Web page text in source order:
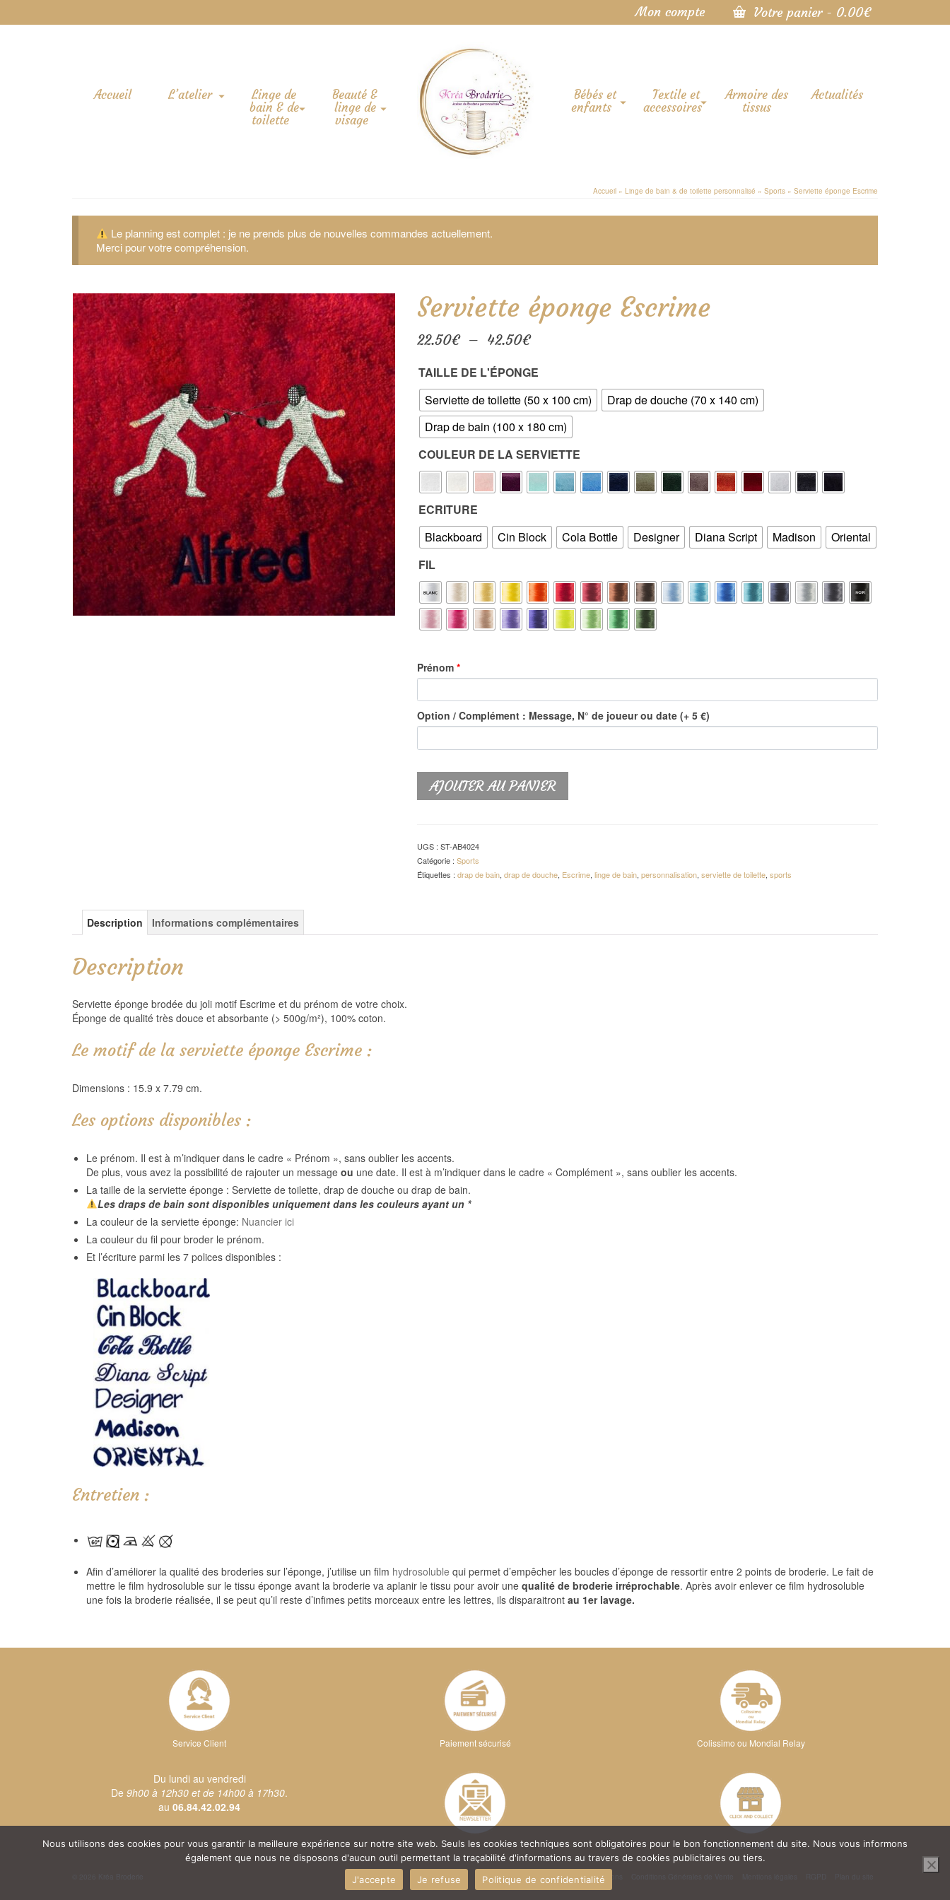
Mon compte Votre panier - 0.00€
Accueil L’atelier
Linge de
bain & de
toilette
Beauté &
linge de
visage
Bébés et
enfants
Textile et
accessoires
Armoire des
tissus
Actualités
Accueil » Linge de bain & de toilette personnalisé » Sports » Serviette éponge Escrime
Le planning est complet : je ne prends plus de nouvelles commandes actuellement.
Merci pour votre compréhension.
Serviette éponge Escrime
22.50€ – 42.50€Plage
prix :
22.50€
à
42.50€
TAILLE DE L'ÉPONGE
Serviette de toilette (50 x 100 cm)
Drap de douche (70 x 140 cm)
Drap de bain (100 x 180 cm)
COULEUR DE LA SERVIETTE
ECRITURE
Blackboard
Cin Block Cola Bottle Designer Diana Script Madison
Oriental
FIL
Prénom*
Option / Complément : Message, N° de joueur ou date (+ 5 €)
AJOUTER AU PANIER
UGS : ST-AB4024
Catégorie : Sports
Étiquettes : drap de bain, drap de douche, Escrime, linge de bain, personnalisation, serviette de toilette, sports
Description Informations complémentaires
Description
Serviette éponge brodée du joli motif Escrime et du prénom de votre choix.
Éponge de qualité très douce et absorbante (> 500g/m²), 100% coton.
Le motif de la serviette éponge Escrime :
Dimensions : 15.9 x 7.79 cm.
Les options disponibles :
Le prénom. Il est à m’indiquer dans le cadre « Prénom », sans oublier les accents.
De plus, vous avez la possibilité de rajouter un message ou une date. Il est à m’indiquer dans le cadre « Complément », sans oublier les accents.
La taille de la serviette éponge : Serviette de toilette, drap de douche ou drap de bain.
Les draps de bain sont disponibles uniquement dans les couleurs ayant un *
La couleur de la serviette éponge: Nuancier ici
La couleur du fil pour broder le prénom.
Et l’écriture parmi les 7 polices disponibles :
Entretien :
Afin d’améliorer la qualité des broderies sur l’éponge, j’utilise un film hydrosoluble qui permet d’empêcher les boucles d’éponge de ressortir entre 2 points de broderie. Le fait de
mettre le film hydrosoluble sur le tissu éponge avant la broderie va aplanir le tissu pour avoir une qualité de broderie irréprochable. Après avoir enlever ce film hydrosoluble
une fois la broderie réalisée, il se peut qu’il reste d’infimes petits morceaux entre les lettres, ils disparaitront au 1er lavage.
Service Client
Du lundi au vendredi
De 9h00 à 12h30 et de 14h00 à 17h30.
au 06.84.42.02.94
Paiement sécurisé Colissimo ou Mondial Relay
Sur RDV à l'atelier
Foire Aux Questions
Nous utilisons des cookies pour vous garantir la meilleure expérience sur notre site web. Seuls les cookies techniques sont obligatoires pour le bon fonctionnement du site. Nous vous informons
également que nous ne disposons d'aucun outil permettant la traçabilité d'informations au travers de cookies publicitaires ou tiers.
J'accepte
Je refuse Politique de confidentialité